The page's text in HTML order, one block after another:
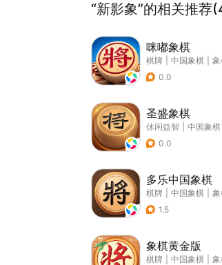
“新影象”的相关推荐
咪嘟象棋
棋牌 中国象棋 象
0.0
圣盛象棋
休闲益智 中国象棋
0.0
多乐中国象棋
棋牌 中国象棋 象
1.5
象棋黄金版
棋牌 中国象棋
象